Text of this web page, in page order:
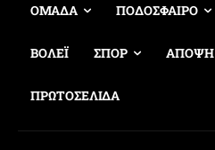
ΟΜΑΔΑ ΠΟΔΟΣΦΑΙΡΟ
ΒΟΛΕΪ ΣΠΟΡ ΑΠΟΨΗ
ΠΡΩΤΟΣΕΛΙΔΑ